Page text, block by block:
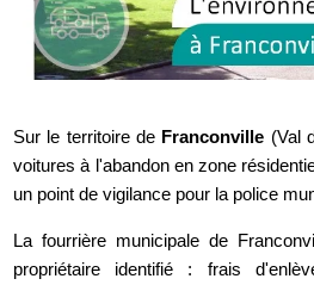
Sur le territoire de Franconville (Val
voitures à l'abandon en zone
un point de vigilance pour la police
La fourrière municipale de
propriétaire identifié : frais